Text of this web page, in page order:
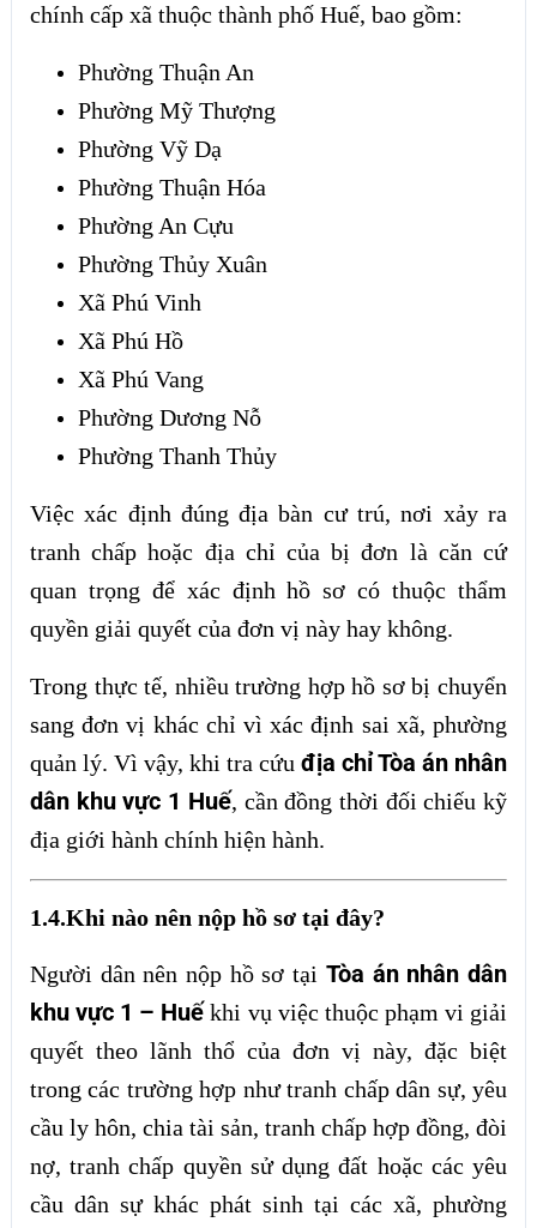
chính cấp xã thuộc thành phố Huế, bao gồm:
Phường Thuận An
Phường Mỹ Thượng
Phường Vỹ Dạ
Phường Thuận Hóa
Phường An Cựu
Phường Thủy Xuân
Xã Phú Vinh
Xã Phú Hồ
Xã Phú Vang
Phường Dương Nỗ
Phường Thanh Thủy
Việc xác định đúng địa bàn cư trú, nơi xảy ra
tranh chấp hoặc địa chỉ của bị đơn là căn cứ
quan trọng để xác định hồ sơ có thuộc thẩm
quyền giải quyết của đơn vị này hay không.
Trong thực tế, nhiều trường hợp hồ sơ bị chuyển
sang đơn vị khác chỉ vì xác định sai xã, phường
quản lý. Vì vậy, khi tra cứuđịa chỉ Tòa án nhân
dân khu vực 1 Huế, cần đồng thời đối chiếu kỹ
địa giới hành chính hiện hành.
1.4.Khi nào nên nộp hồ sơ tại đây?
Người dân nên nộp hồ sơ tại Tòa án nhân dân
khu vực 1 – Huế khi vụ việc thuộc phạm vi giải
quyết theo lãnh thổ của đơn vị này, đặc biệt
trong các trường hợp như tranh chấp dân sự, yêu
cầu ly hôn, chia tài sản, tranh chấp hợp đồng, đòi
nợ, tranh chấp quyền sử dụng đất hoặc các yêu
cầu dân sự khác phát sinh tại các xã, phường